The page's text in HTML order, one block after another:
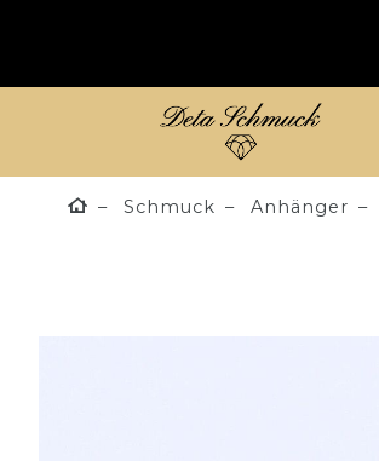
Schmuck Anhänger